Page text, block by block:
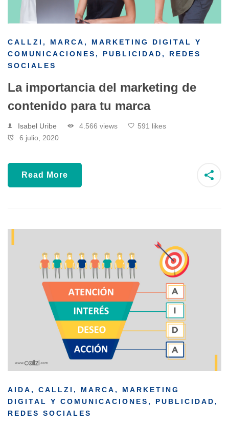
CALLZI , MARCA , MARKETING DIGITAL Y
COMUNICACIONES , PUBLICIDAD , REDES
SOCIALES
La importancia del marketing de
contenido para tu marca
Isabel Uribe 4.566 views
591 likes
6 julio, 2020
Read More
AIDA , CALLZI , MARCA , MARKETING
DIGITAL Y COMUNICACIONES , PUBLICIDAD ,
REDES SOCIALES